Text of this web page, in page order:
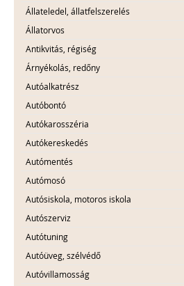
Állateledel, állatfelszerelés
Állatorvos
Antikvitás, régiség
Árnyékolás, redőny
Autóalkatrész
Autóbontó
Autókarosszéria
Autókereskedés
Autómentés
Autómosó
Autósiskola, motoros iskola
Autószerviz
Autótuning
Autóüveg, szélvédő
Autóvillamosság